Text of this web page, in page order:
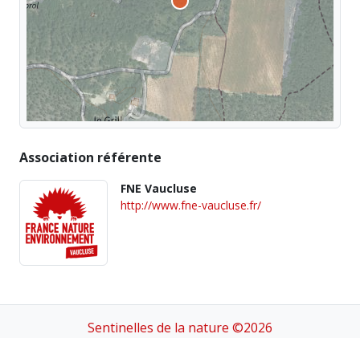
Association référente
FNE Vaucluse
http://www.fne-vaucluse.fr/
Sentinelles de la nature ©2026